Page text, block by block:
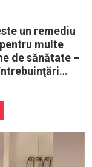
un remediu
multe
de sănătate –